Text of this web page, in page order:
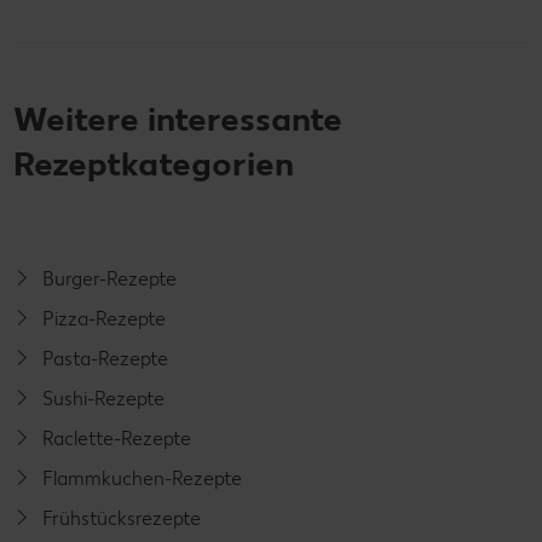
Weitere interessante
Rezeptkategorien
Burger-Rezepte
Pizza-Rezepte
Pasta-Rezepte
Sushi-Rezepte
Raclette-Rezepte
Flammkuchen-Rezepte
Frühstücksrezepte